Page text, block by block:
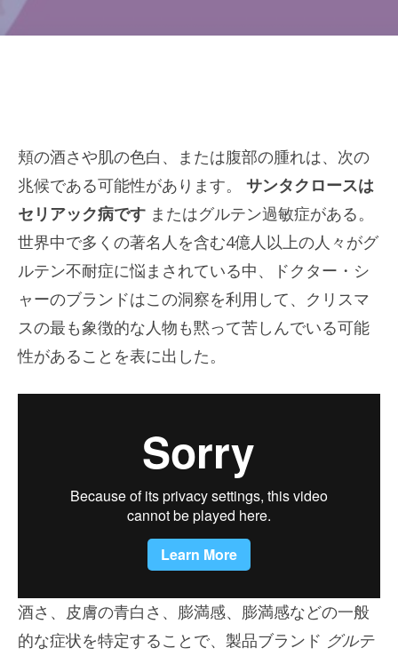
頬の酒さや肌の色白、または腹部の腫れは、次の
兆候である可能性があります。 サンタクロースは
セリアック病です またはグルテン過敏症がある。
世界中で多くの著名人を含む4億人以上の人々がグ
ルテン不耐症に悩まされている中、ドクター・シ
ャーのブランドはこの洞察を利用して、クリスマ
スの最も象徴的な人物も黙って苦しんでいる可能
性があることを表に出した。
酒さ、皮膚の青白さ、膨満感、膨満感などの一般
的な症状を特定することで、製品ブランド グルテ